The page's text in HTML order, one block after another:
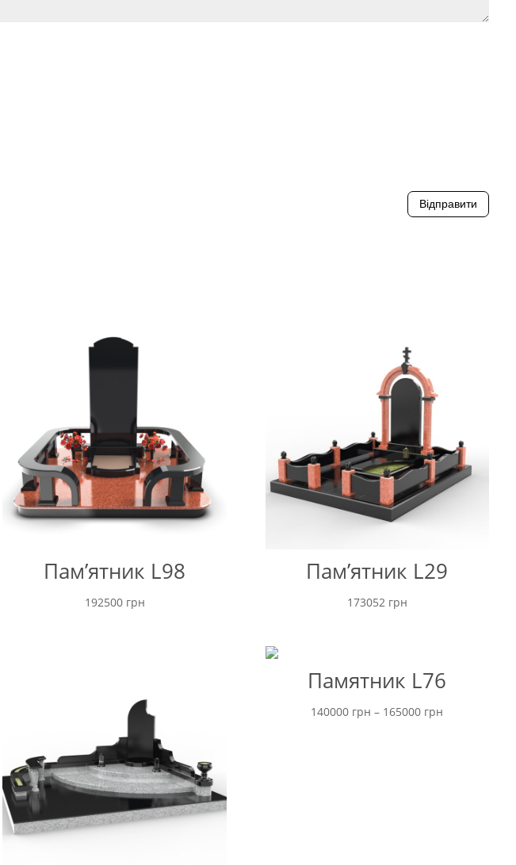
Відправити
Пам’ятник L98
192500 грн
Пам’ятник L29
173052 грн
Памятник L76
140000 грн – 165000 грн